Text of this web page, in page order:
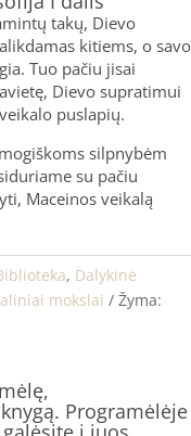
takų, Dievo
kitiems, o savo
Tuo pačiu jisai
Dievo supratimui
puslapių.
silpnybėm
su pačiu
Maceinos veikalą
, Dalykinė
mokslai
Žyma:
Programėlėje